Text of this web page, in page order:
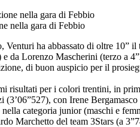
nella gara di Febbio
Venturi ha abbassato di oltre
e da Lorenzo Mascherini (terzo
di buon auspicio per il
risultati per i colori trentini, in
(3’06”527), con Irene
categoria junior (maschi e
Marchetto del team 3Stars (a